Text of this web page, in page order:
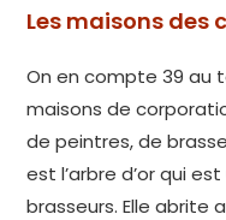
Les maisons des
On en compte 39 au
maisons de
de peintres, de
est l’arbre d’or qui
brasseurs. Elle abrite